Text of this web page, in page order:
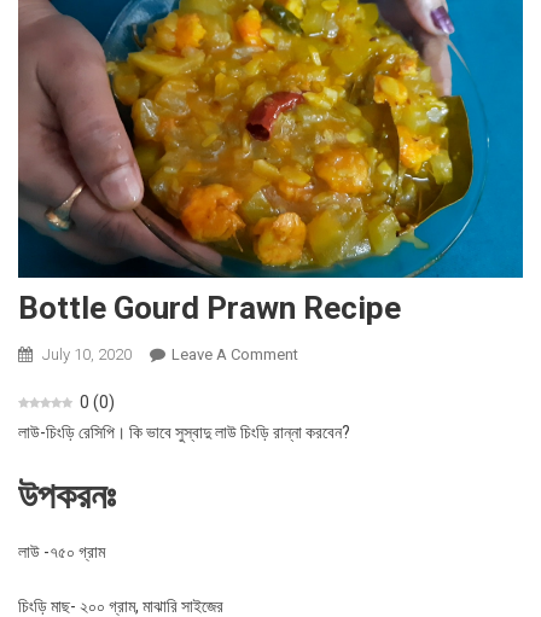
Bottle Gourd Prawn Recipe
July 10, 2020 Leave A Comment
Prawn
0 (0)
লাউ-চিংড়ি রেসিপি। কি ভাবে সুস্বাদু লাউ চিংড়ি রান্না করবেন?
উপকরনঃ
লাউ -৭৫০ গ্রাম
চিংড়ি মাছ- ২০০ গ্রাম, মাঝারি সাইজের